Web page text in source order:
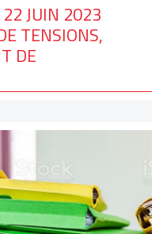
JUIN 2023
TENSIONS,
DE